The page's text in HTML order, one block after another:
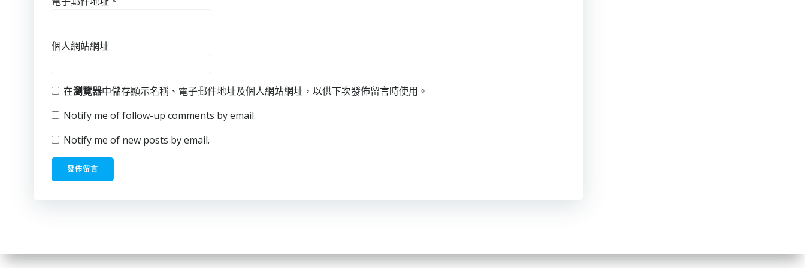
個人網站網址
在瀏覽器中儲存顯示名稱、電子郵件地址及個人網站網址，以供下次發佈留言時使用。
Notify me of follow-up comments by email.
Notify me of new posts by email.